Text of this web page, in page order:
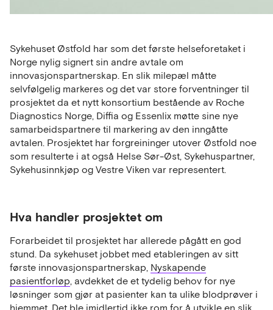
Sykehuset Østfold har som det første helseforetaket i
Norge nylig signert sin andre avtale om
innovasjonspartnerskap. En slik milepæl måtte
selvfølgelig markeres og det var store forventninger til
prosjektet da et nytt konsortium bestående av Roche
Diagnostics Norge, Diffia og Essenlix møtte sine nye
samarbeidspartnere til markering av den inngåtte
avtalen. Prosjektet har forgreininger utover Østfold noe
som resulterte i at også Helse Sør-Øst, Sykehuspartner,
Sykehusinnkjøp og Vestre Viken var representert.
Hva handler prosjektet om
Forarbeidet til prosjektet har allerede pågått en god
stund. Da sykehuset jobbet med etableringen av sitt
første innovasjonspartnerskap, Nyskapende
pasientforløp, avdekket de et tydelig behov for nye
løsninger som gjør at pasienter kan ta ulike blodprøver i
hjemmet. Det ble imidlertid ikke rom for å utvikle en slik